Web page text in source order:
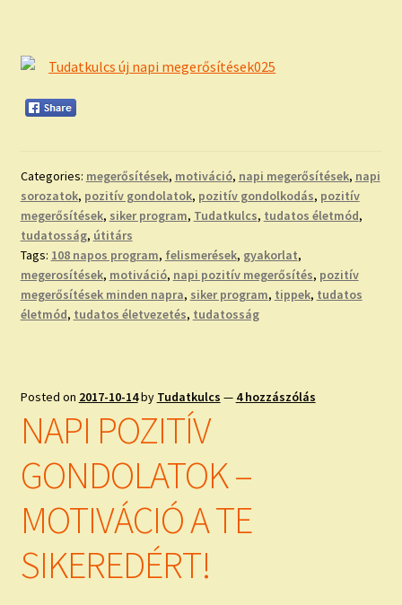
Categories: megerősítések, motiváció, napi megerősítések, napi
sorozatok, pozitív gondolatok, pozitív gondolkodás, pozitív
megerősítések, siker program, Tudatkulcs, tudatos életmód,
tudatosság, útitárs
Tags: 108 napos program, felismerések, gyakorlat,
megerosítések, motiváció, napi pozitív megerősítés, pozitív
megerősítések minden napra, siker program, tippek, tudatos
életmód, tudatos életvezetés, tudatosság
Posted on 2017-10-14by Tudatkulcs — 4 hozzászólás
NAPI POZITÍV
GONDOLATOK –
MOTIVÁCIÓ A TE
SIKEREDÉRT!